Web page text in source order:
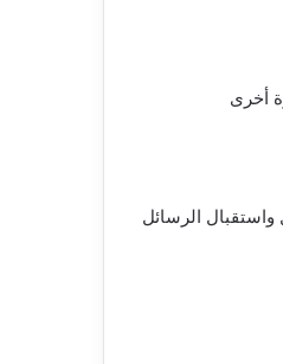
أخرى
الرسائل